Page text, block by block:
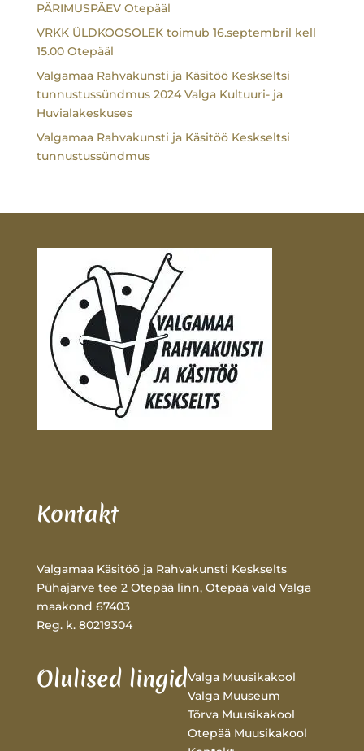
PÄRIMUSPÄEV Otepääl
VRKK ÜLDKOOSOLEK toimub 16.septembril kell
15.00 Otepääl
Valgamaa Rahvakunsti ja Käsitöö Keskseltsi
tunnustussündmus 2024 Valga Kultuuri- ja
Huvialakeskuses
Valgamaa Rahvakunsti ja Käsitöö Keskseltsi
tunnustussündmus
Kontakt
Valgamaa Käsitöö ja Rahvakunsti Keskselts
Pühajärve tee 2 Otepää linn, Otepää vald Valga
maakond 67403
Reg. k. 80219304
Olulised lingidValga Muusikakool
Valga Muuseum
Tõrva Muusikakool
Otepää Muusikakool